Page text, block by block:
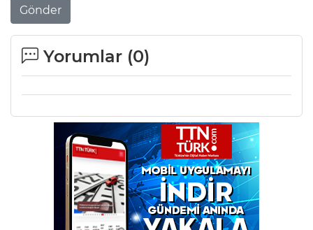
Gönder
Yorumlar (0)